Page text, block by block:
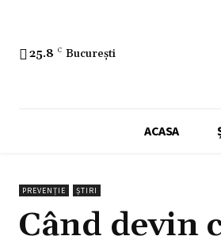
25.8 C București
ACASA
PREVENȚIE ȘTIRI
Când devin